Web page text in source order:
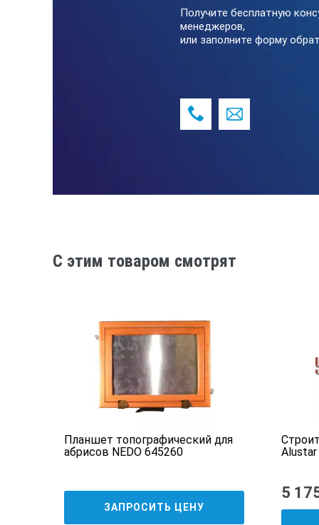
Размер корпуса (ДхШхВ)
Получите бесплатную
менеджеров,
или заполните форму
C этим товаром смотрят
Планшет топографический для
абрисов NEDO 645260
ЗАПРОСИТЬ ЦЕНУ
5